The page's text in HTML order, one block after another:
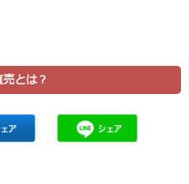
とは？